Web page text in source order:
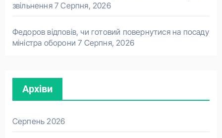
звільнення 7 Серпня, 2026
Федоров відповів, чи готовий повернутися на посаду
міністра оборони 7 Серпня, 2026
Архіви
Серпень 2026